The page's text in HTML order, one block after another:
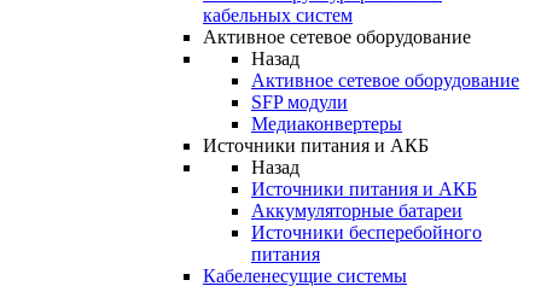
кабельных систем
Активное сетевое оборудование
Назад
Активное сетевое оборудование
SFP модули
Медиаконвертеры
Источники питания и АКБ
Назад
Источники питания и АКБ
Аккумуляторные батареи
Источники бесперебойного
питания
Кабеленесущие системы